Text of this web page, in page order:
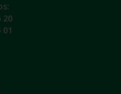
20
01